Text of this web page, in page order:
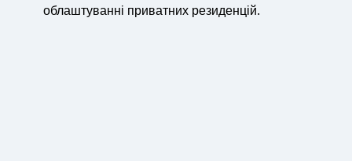
облаштуванні приватних резиденцій.